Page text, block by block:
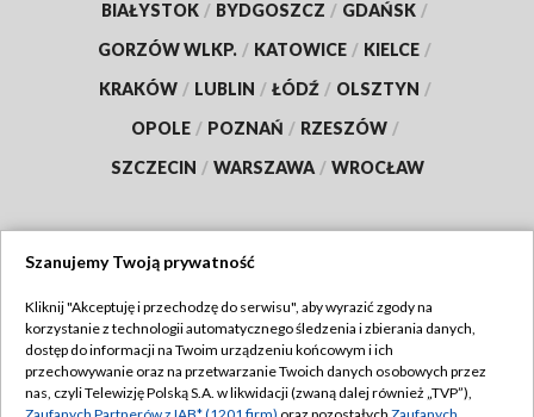
BIAŁYSTOK / BYDGOSZCZ / GDAŃSK /
GORZÓW WLKP. / KATOWICE / KIELCE /
KRAKÓW / LUBLIN / ŁÓDŹ / OLSZTYN /
OPOLE / POZNAŃ / RZESZÓW /
SZCZECIN / WARSZAWA / WROCŁAW
TVP
Abonament TVP
Emisja w TVP
Regulamin TVP
Szanujemy Twoją prywatność
Kliknij "Akceptuję i przechodzę do serwisu", aby wyrazić zgody na
korzystanie z technologii automatycznego śledzenia i zbierania danych,
dostęp do informacji na Twoim urządzeniu końcowym i ich
przechowywanie oraz na przetwarzanie Twoich danych osobowych przez
nas, czyli Telewizję Polską S.A. w likwidacji (zwaną dalej również „TVP”),